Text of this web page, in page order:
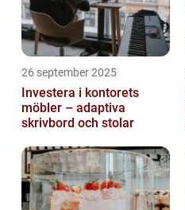
26 september 2025
Investera i kontorets
möbler – adaptiva
skrivbord och stolar